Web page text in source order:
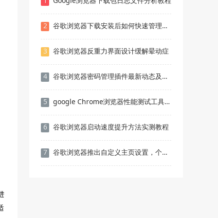
2 谷歌浏览器下载安装后如何快速管理下载文件
3 谷歌浏览器反重力界面设计缓解晕动症
4 谷歌浏览器密码管理插件最新动态及更新说明
5 google Chrome浏览器性能测试工具推荐
6 谷歌浏览器启动速度提升方法实测教程
7 谷歌浏览器推出自定义主页设置，个性化用户浏览体验